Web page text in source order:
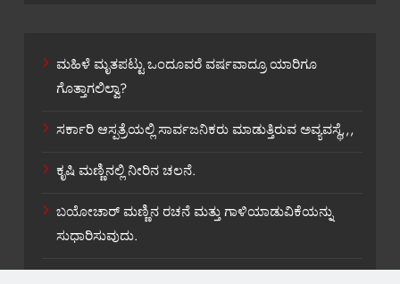
ಮಹಿಳೆ ಮೃತಪಟ್ಟು ಒಂದೂವರೆ ವರ್ಷವಾದ್ರೂ ಯಾರಿಗೂ
ಗೊತ್ತಾಗಲಿಲ್ವಾ?
ಸರ್ಕಾರಿ ಆಸ್ಪತ್ರೆಯಲ್ಲಿ ಸಾರ್ವಜನಿಕರು ಮಾಡುತ್ತಿರುವ ಅವ್ಯವಸ್ಥೆ,,,
ಕೃಷಿ ಮಣ್ಣಿನಲ್ಲಿ ನೀರಿನ ಚಲನೆ.
ಬಯೋಚಾರ್ ಮಣ್ಣಿನ ರಚನೆ ಮತ್ತು ಗಾಳಿಯಾಡುವಿಕೆಯನ್ನು
ಸುಧಾರಿಸುವುದು.